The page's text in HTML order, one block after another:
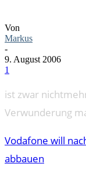
Von
Markus
-
9. August 2006
1
ist zwar
Verwunderung
Vodafone will
abbauen